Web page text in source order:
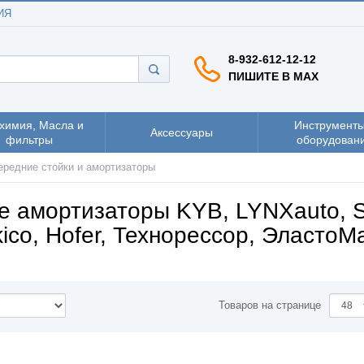
8-932-612-12-12
ПИШИТЕ В MAX
Масла и
фильтры
Аксессуары
стойки и амортизаторы
амортизаторы KYB, LYNXauto,
Hofer, Технорессор,
Товаров на странице